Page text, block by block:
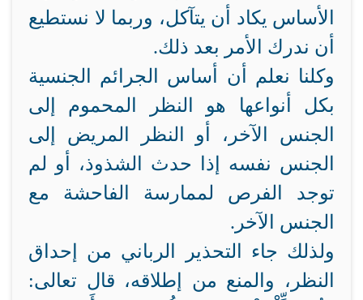
الأساس يكاد أن يتآكل، وربما لا نستطيع
أن ندرك الأمر بعد ذلك.
وكلنا نعلم أن أساس الجرائم الجنسية
بكل أنواعها هو النظر المحموم إلى
الجنس الآخر، أو النظر المريض إلى
الجنس نفسه إذا حدث الشذوذ، أو لم
توجد الفرص لممارسة الفاحشة مع
الجنس الآخر.
ولذلك جاء التحذير الرباني من إحداق
النظر، والمنع من إطلاقه، قال تعالى: